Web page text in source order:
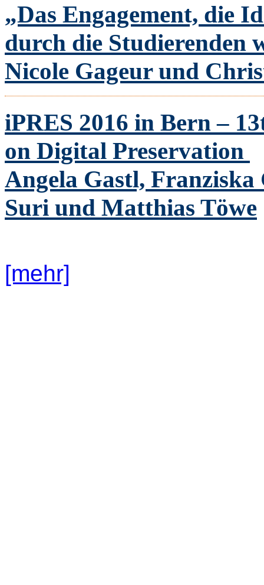
„Das Engagement, die
durch die Studierenden
Nicole Gageur und
iPRES 2016 in Bern –
on Digital Preservation
Angela Gastl, Franziska
Suri und Matthias Töwe
[mehr]